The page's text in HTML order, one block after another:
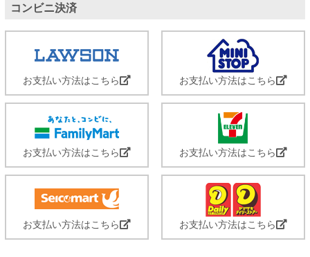
コンビニ決済
お支払い方法はこちら お支払い方法はこちら
お支払い方法はこちら お支払い方法はこちら
お支払い方法はこちら お支払い方法はこちら